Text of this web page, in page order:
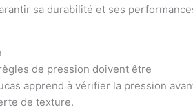
de pression doivent être
apprend à vérifier la pression
de texture.